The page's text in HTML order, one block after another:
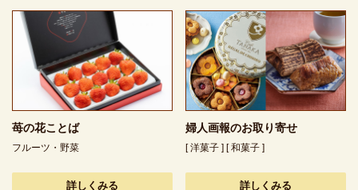
苺の花ことば
フルーツ・野菜
詳しくみる
婦人画報のお取り寄せ
[ 洋菓子 ] [ 和菓子 ]
詳しくみる